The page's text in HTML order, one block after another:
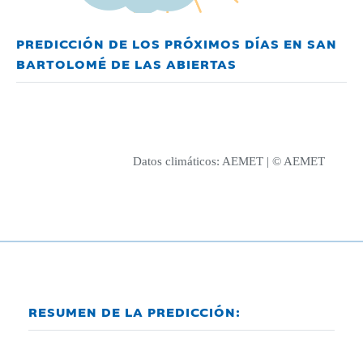
PREDICCIÓN DE LOS PRÓXIMOS DÍAS EN SAN
BARTOLOMÉ DE LAS ABIERTAS
Datos climáticos: AEMET | © AEMET
RESUMEN DE LA PREDICCIÓN: